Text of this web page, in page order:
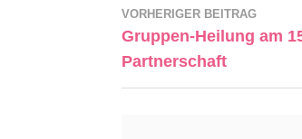
VORHERIGER BEITRAG
Gruppen-Heilung am
Partnerschaft